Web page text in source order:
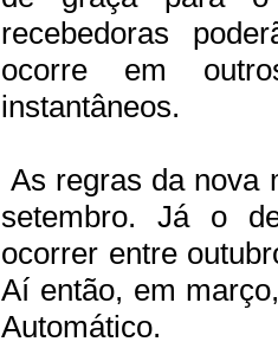
recebedoras
ocorre em
instantâneos.
As regras da nova
setembro. Já o
ocorrer entre
Aí então, em
Automático.